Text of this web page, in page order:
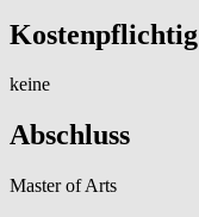
Kostenpflichtig
keine
Abschluss
Master of Arts